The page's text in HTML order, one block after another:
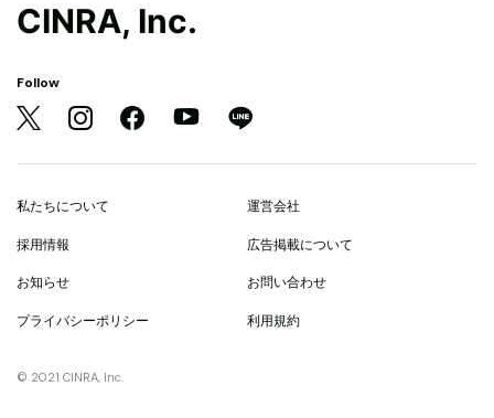
CINRA, Inc.
Follow
私たちについて 運営会社
採用情報 広告掲載について
お知らせ お問い合わせ
プライバシーポリシー 利用規約
© 2021 CINRA, Inc.